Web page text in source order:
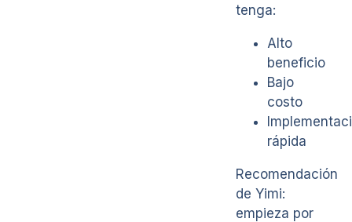
tenga:
Alto
beneficio
Bajo
costo
rápida
Recomendación
de Yimi:
empieza por